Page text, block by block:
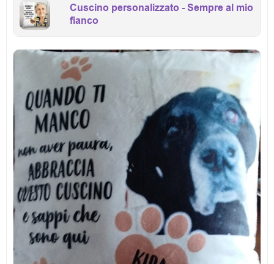
Cuscino personalizzato - Sempre al mio
fianco